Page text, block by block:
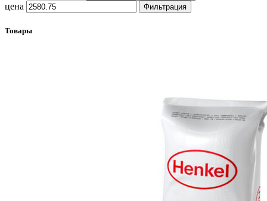
цена
Фильтрация
Товары